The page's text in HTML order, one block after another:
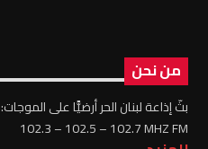
من نحن
بثّ إذاعة لبنان الحر أرضيًّا على الموجات:
102.3 – 102.5 – 102.7 MHZ FM